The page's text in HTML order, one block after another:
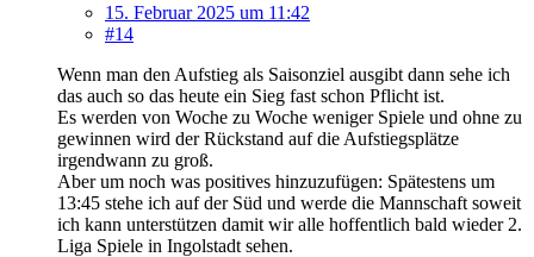
15. Februar 2025 um 11:42
#14
Wenn man den Aufstieg als Saisonziel ausgibt dann sehe ich
das auch so das heute ein Sieg fast schon Pflicht ist.
Es werden von Woche zu Woche weniger Spiele und ohne zu
gewinnen wird der Rückstand auf die Aufstiegsplätze
irgendwann zu groß.
Aber um noch was positives hinzuzufügen: Spätestens um
13:45 stehe ich auf der Süd und werde die Mannschaft soweit
ich kann unterstützen damit wir alle hoffentlich bald wieder 2.
Liga Spiele in Ingolstadt sehen.